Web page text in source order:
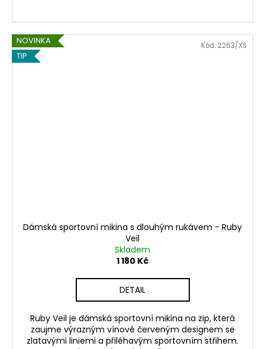
NOVINKA
TIP
Dámská sportovní mikina s dlouhým rukávem - Ruby
Veil
Skladem
1 180 Kč
DETAIL
Ruby Veil je dámská sportovní mikina na zip, která
zaujme výrazným vínově červeným designem se
zlatavými liniemi a přiléhavým sportovním střihem.
Kód: 2263/XS